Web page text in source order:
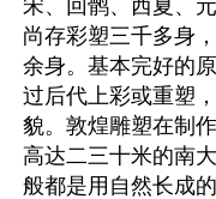
宋、回鹘、西夏、
尚存彩塑三千多身
余身。基本完好的
过后代上彩或重塑
貌。敦煌雕塑在制
高达二三十米的南
般都是用自然长成